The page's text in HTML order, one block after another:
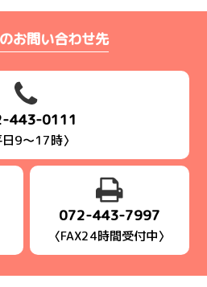
お問い合わせ先
443-0111
日9～17時〉
072-443-7997
〈FAX24時間受付中〉